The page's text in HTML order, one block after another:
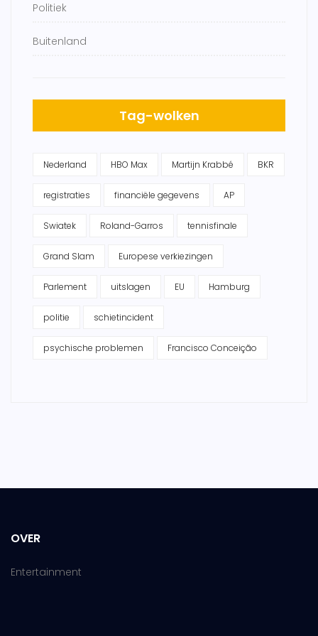
Politiek
Buitenland
Tag-wolken
Nederland HBO Max Martijn Krabbé BKR
registraties financiële gegevens AP
Swiatek Roland-Garros tennisfinale
Grand Slam Europese verkiezingen
Parlement uitslagen EU Hamburg
politie schietincident
psychische problemen Francisco Conceição
OVER
Entertainment